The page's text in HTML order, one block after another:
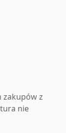
zakupów z
nie